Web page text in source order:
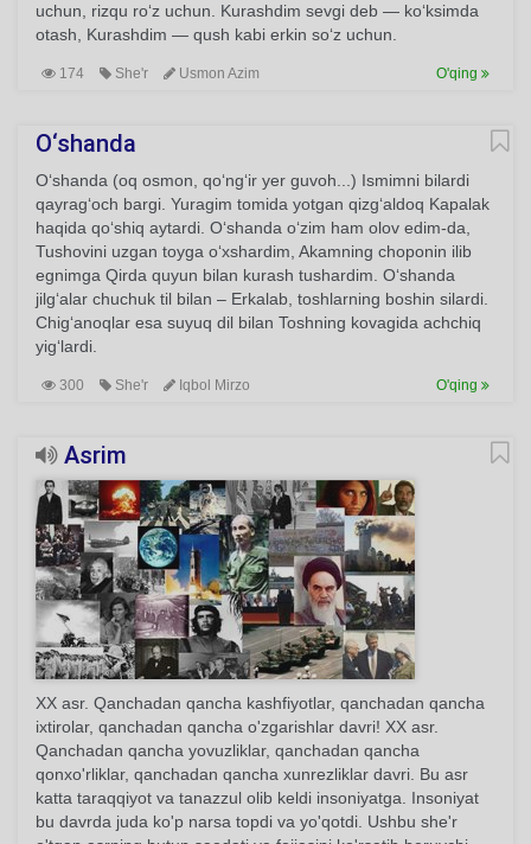
uchun, rizqu ro‘z uchun. Kurashdim sevgi deb — ko‘ksimda
otash, Kurashdim — qush kabi erkin so‘z uchun.
174 She'r Usmon Azim O'qing
O‘shanda
O‘shanda (oq osmon, qo‘ng‘ir yer guvoh...) Ismimni bilardi
qayrag‘och bargi. Yuragim tomida yotgan qizg‘aldoq Kapalak
haqida qo‘shiq aytardi. O‘shanda o‘zim ham olov edim-da,
Tushovini uzgan toyga o‘xshardim, Akamning choponin ilib
egnimga Qirda quyun bilan kurash tushardim. O‘shanda
jilg‘alar chuchuk til bilan – Erkalab, toshlarning boshin silardi.
Chig‘anoqlar esa suyuq dil bilan Toshning kovagida achchiq
yig‘lardi.
300 She'r Iqbol Mirzo O'qing
Asrim
XX asr. Qanchadan qancha kashfiyotlar, qanchadan qancha
ixtirolar, qanchadan qancha o'zgarishlar davri! XX asr.
Qanchadan qancha yovuzliklar, qanchadan qancha
qonxo'rliklar, qanchadan qancha xunrezliklar davri. Bu asr
katta taraqqiyot va tanazzul olib keldi insoniyatga. Insoniyat
bu davrda juda ko'p narsa topdi va yo'qotdi. Ushbu she'r